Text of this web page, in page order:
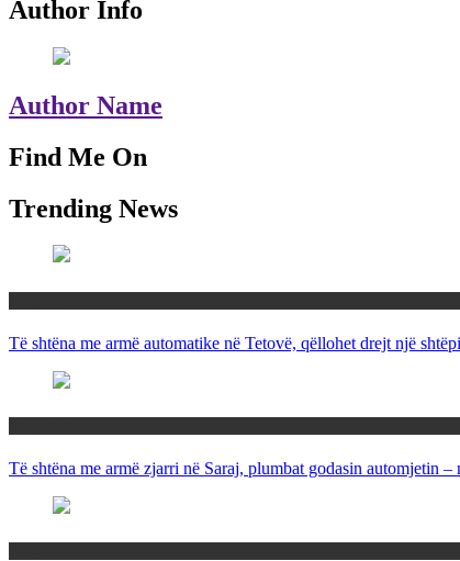
Author Info
Author Name
Find Me On
Trending News
Të shtëna me armë automatike në Tetovë, qëllohet drejt një
Të shtëna me armë zjarri në Saraj, plumbat godasin automjetin –